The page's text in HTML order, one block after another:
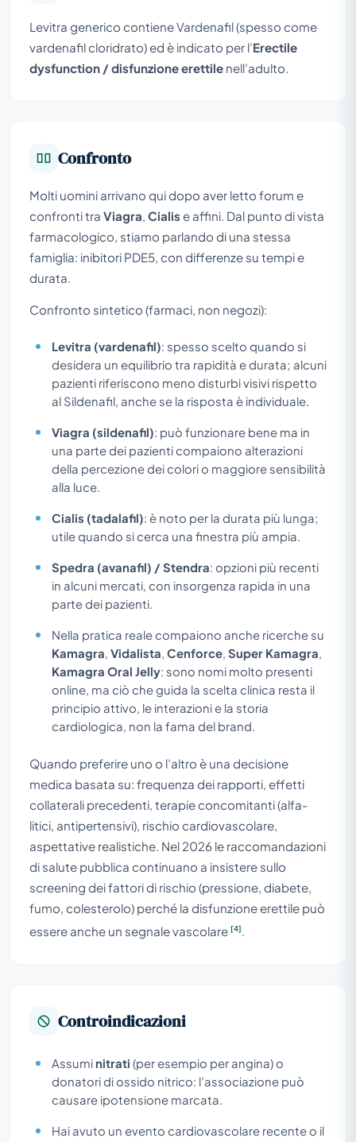
Levitra generico contiene Vardenafil (spesso come
vardenafil cloridrato) ed è indicato per l’Erectile
dysfunction / disfunzione erettile nell’adulto.
Confronto
Molti uomini arrivano qui dopo aver letto forum e
confronti tra Viagra Cialise affini. Dal punto di vista
farmacologico, stiamo parlando di una stessa
famiglia: inibitori PDE5, con differenze su tempi e
durata.
Confronto sintetico (farmaci, non negozi):
Levitra (vardenafil): spesso scelto quando si
desidera un equilibrio tra rapidità e durata; alcuni
pazienti riferiscono meno disturbi visivi rispetto
al Sildenafil, anche se la risposta è individuale.
Viagra (sildenafil): può funzionare bene ma in
una parte dei pazienti compaiono alterazioni
della percezione dei colori o maggiore sensibilità
alla luce.
Cialis (tadalafil): è noto per la durata più lunga;
utile quando si cerca una finestra più ampia.
Spedra (avanafil) / Stendra: opzioni più recenti
in alcuni mercati, con insorgenza rapida in una
parte dei pazienti.
Nella pratica reale compaiono anche ricerche su
Kamagra, Vidalista, Cenforce, Super Kamagra,
Kamagra Oral Jelly: sono nomi molto presenti
online, ma ciò che guida la scelta clinica resta il
principio attivo, le interazioni e la storia
cardiologica, non la fama del brand.
Quando preferire uno o l’altro è una decisione
medica basata su: frequenza dei rapporti, effetti
collaterali precedenti, terapie concomitanti (alfa-
litici, antipertensivi), rischio cardiovascolare,
aspettative realistiche. Nel 2026 le raccomandazioni
di salute pubblica continuano a insistere sullo
screening dei fattori di rischio (pressione, diabete,
fumo, colesterolo) perché la disfunzione erettile può
essere anche un segnale vascolare [4]
Controindicazioni
Assumi nitrati (per esempio per angina) o
donatori di ossido nitrico: l’associazione può
causare ipotensione marcata.
Hai avuto un evento cardiovascolare recente o il